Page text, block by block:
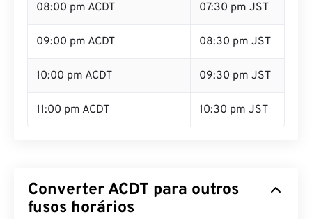
08:00 pm ACDT 07:30 pm JST
09:00 pm ACDT 08:30 pm JST
10:00 pm ACDT 09:30 pm JST
11:00 pm ACDT 10:30 pm JST
Converter ACDT para outros
fusos horários